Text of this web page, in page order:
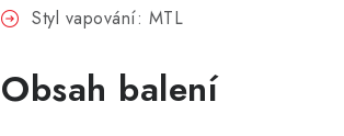
Styl vapování: MTL
Obsah balení